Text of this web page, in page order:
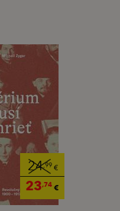
24,99 €
23,74€